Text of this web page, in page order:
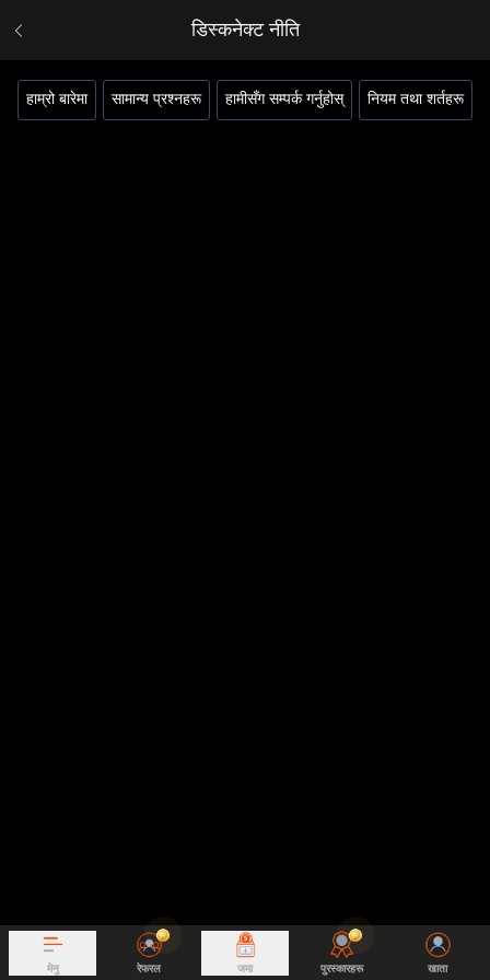
डिस्कनेक्ट नीति
हाम्रो बारेमा सामान्य प्रश्नहरू हामीसँग सम्पर्क गर्नुहोस् नियम तथा शर्तहरू
मेनु रेफरल जमा पुरस्कारहरू खाता